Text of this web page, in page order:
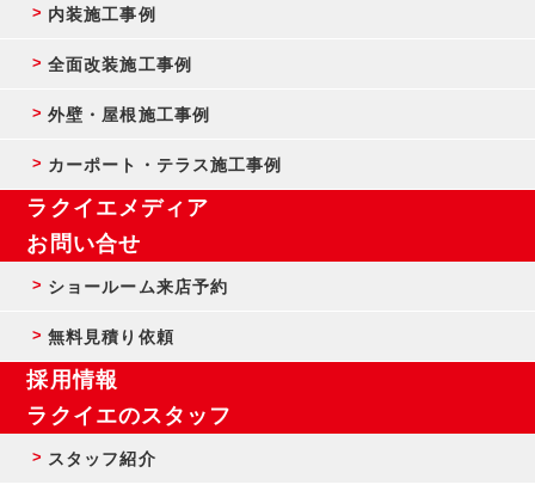
内装施工事例
全面改装施工事例
外壁・屋根施工事例
カーポート・テラス施工事例
ラクイエメディア
お問い合せ
ショールーム来店予約
無料見積り依頼
採用情報
ラクイエのスタッフ
スタッフ紹介